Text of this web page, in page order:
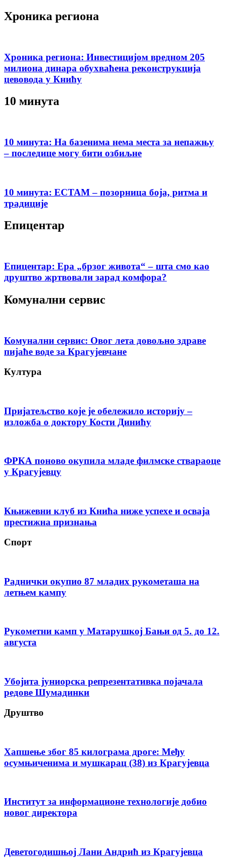
Хроника региона
Хроника региона: Инвестицијом вредном 205
милиона динара обухваћена реконструкција
цевовода у Книћу
10 минута
10 минута: На базенима нема места за непажњу
– последице могу бити озбиљне
10 минута: ЕСТАМ – позорница боја, ритма и
традиције
Епицентар
Епицентар: Ера „брзог живота“ – шта смо као
друштво жртвовали зарад комфора?
Комунални сервис
Комунални сервис: Овог лета довољно здраве
пијаће воде за Крагујевчане
Култура
Пријатељство које је обележило историју –
изложба о доктору Кости Динићу
ФРКА поново окупила младе филмске ствараоце
у Крагујевцу
Књижевни клуб из Кнића ниже успехе и осваја
престижна признања
Спорт
Раднички окупио 87 младих рукометаша на
летњем кампу
Рукометни камп у Матарушкој Бањи од 5. до 12.
августа
Убојита јуниорска репрезентативка појачала
редове Шумадинки
Друштво
Хапшење због 85 килограма дроге: Међу
осумњиченима и мушкарац (38) из Крагујевца
Институт за информационе технологије добио
новог директора
Деветогодишњој Лани Андрић из Крагујевца